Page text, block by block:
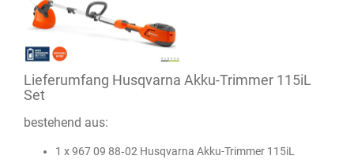
Lieferumfang Husqvarna Akku-Trimmer 115iL
Set
bestehend aus:
1 x 967 09 88‑02 Husqvarna Akku-Trimmer 115iL